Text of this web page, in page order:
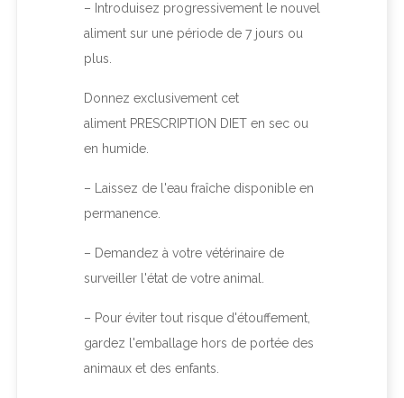
– Introduisez progressivement le nouvel
aliment sur une période de 7 jours ou
plus.
Donnez exclusivement cet
aliment PRESCRIPTION DIET en sec ou
en humide.
– Laissez de l'eau fraîche disponible en
permanence.
– Demandez à votre vétérinaire de
surveiller l'état de votre animal.
– Pour éviter tout risque d'étouffement,
gardez l'emballage hors de portée des
animaux et des enfants.